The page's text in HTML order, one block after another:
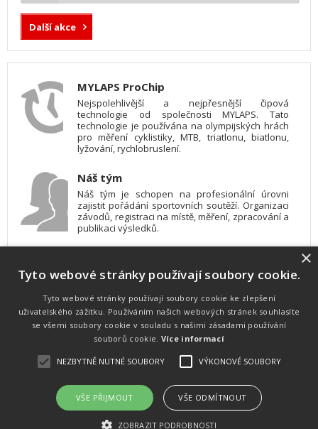
Další akce
MYLAPS ProChip
Nejspolehlivější a nejpřesnější čipová
technologie od společnosti MYLAPS. Tato
technologie je používána na olympijských hrách
pro měření cyklistiky, MTB, triatlonu, biatlonu,
lyžování, rychlobruslení.
Náš tým
Náš tým je schopen na profesionální úrovni
zajistit pořádání sportovních soutěží. Organizaci
závodů, registraci na místě, měření, zpracování a
publikaci výsledků.
Pro měření, zpracování a publikaci výsledků
používáme software vyvinutý na zakázku. Lze
online publikovat výsledky komentátorovi na
obrazovky a s nepatrným zpožděním na
webových stránkách.
souhlasu zakázáno.
Zabýváme se časomírou, výsledkovým servisem na různých malých i velkých sportovních
akcích a také přímo pořádáním sportovních akcí.
×
Tyto webové stránky používají soubory cookie.
Tyto webové stránky používají soubory cookie ke zlepšení
uživatelského zážitku. Používáním našich webových stránek souhlasíte
se všemi soubory cookie v souladu s našimi zásadami používání
souborů cookie. Více informací
NEZBYTNĚ NUTNÉ SOUBORY VÝKONOVÉ SOUBORY
VŠE PŘIJMOUT VŠE ODMÍTNOUT
ZOBRAZIT PODROBNOSTI